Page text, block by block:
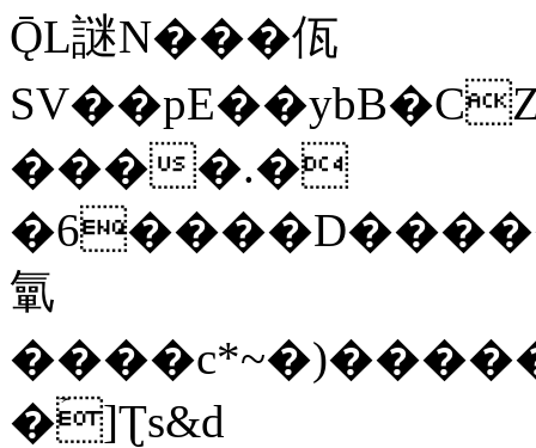
ǬL謎N���佤
����.�
㲷
�ۡ]Ʈs&d